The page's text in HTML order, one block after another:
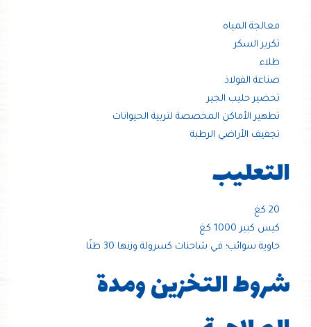
معالجة المياه
تكرير السكر
طلاء
صناعة الفولاذ
تحضير حليب الجير
تطهير الأماكن المخصصة لتربية الحيوانات
تجفيف الأراضي الرطبة
التعليب
20 كغ
كيس كبير 1000 كغ
حاوية سوائب؛ في شاحنات كسرولة وزنها 30 طنًا
شروط التخزين ومدة